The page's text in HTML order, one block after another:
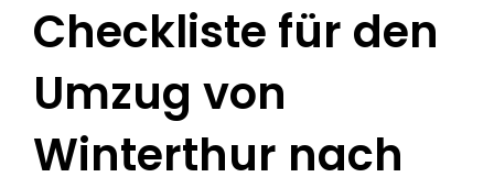
Checkliste für den
Umzug von
Winterthur nach